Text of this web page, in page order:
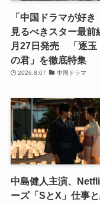
「中国ドラマが好き
見るべきスター最前
月27日発売 「逐玉
の君」を徹底特集
2026.8.07 中国ドラマ
中島健人主演、
ーズ「SとX」仕事と